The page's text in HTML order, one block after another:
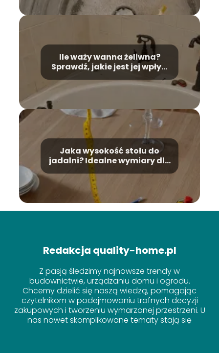
Ile waży wanna żeliwna?
Sprawdź, jakie jest jej wpływ
Jaka wysokość stołu do
jadalni? Idealne wymiary dla
Redakcja quality-home.pl
Z pasją śledzimy najnowsze trendy w
budownictwie, urządzaniu domu i ogrodu.
Chcemy dzielić się naszą wiedzą, pomagając
czytelnikom w podejmowaniu trafnych decyzji
zakupowych i tworzeniu wymarzonej przestrzeni. U
nas nawet skomplikowane tematy stają się